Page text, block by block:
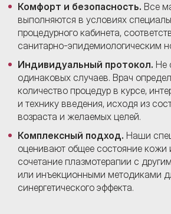
Комфорт и безопасность. Все
выполняются в условиях
процедурного кабинета,
санитарно-эпидемиологическим
Индивидуальный протокол. Не
одинаковых случаев. Врач
количество процедур в курсе,
и технику введения, исходя из
возраста и желаемых целей.
Комплексный подход. Наши
оценивают общее состояние кожи
сочетание плазмотерапии с
или инъекционными методиками
синергетического эффекта.